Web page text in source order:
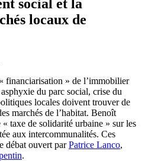
social et la
locaux de
financiarisation » de l’immobilier
du parc social, crise du
locales doivent trouver de
marchés de l’habitat. Benoît
taxe de solidarité urbaine » sur les
aux intercommunalités. Ces
débat ouvert parPatrice Lanco,
.